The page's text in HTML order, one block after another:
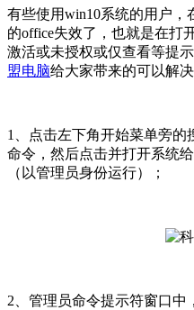
有些使用win10系统的用户，
的office失效了，也就是在打
激活或未授权或仅查看等提
盟电脑给大家带来的可以解
1、点击左下角开始菜单旁的
命令，然后点击并打开系统
（以管理员身份运行）；
2、管理员命令提示符窗口中